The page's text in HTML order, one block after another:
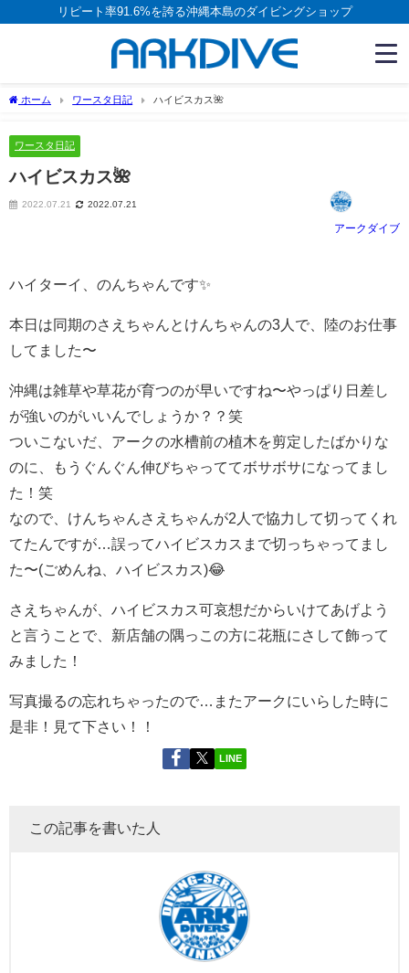
リピート率91.6%を誇る沖縄本島のダイビングショップ
ホーム ワースタ日記 ハイビスカス🌺
ワースタ日記
ハイビスカス🌺
2022.07.21 2022.07.21
アークダイブ
ハイターイ、のんちゃんです✨
本日は同期のさえちゃんとけんちゃんの3人で、陸のお仕事
してました〜
沖縄は雑草や草花が育つのが早いですね〜やっぱり日差し
が強いのがいいんでしょうか？？笑
ついこないだ、アークの水槽前の植木を剪定したばかりな
のに、もうぐんぐん伸びちゃっててボサボサになってまし
た！笑
なので、けんちゃんさえちゃんが2人で協力して切ってくれ
てたんですが…誤ってハイビスカスまで切っちゃってまし
た〜(ごめんね、ハイビスカス)😂
さえちゃんが、ハイビスカス可哀想だからいけてあげよう
と言うことで、新店舗の隅っこの方に花瓶にさして飾って
みました！
写真撮るの忘れちゃったので…またアークにいらした時に
是非！見て下さい！！
LINE
この記事を書いた人